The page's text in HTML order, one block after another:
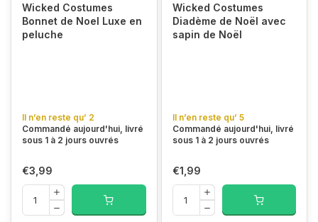
Wicked Costumes
Bonnet de Noel Luxe en
peluche
Il n’en reste qu’ 2
Commandé aujourd'hui, livré
sous 1 à 2 jours ouvrés
€3,99
Wicked Costumes
Diadème de Noël avec
sapin de Noël
Il n’en reste qu’ 5
Commandé aujourd'hui, livré
sous 1 à 2 jours ouvrés
€1,99